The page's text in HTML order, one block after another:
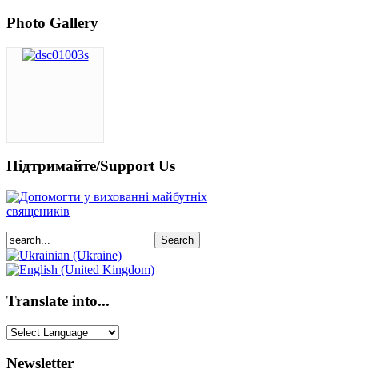
Photo Gallery
Підтримайте/Support Us
Translate into...
Newsletter